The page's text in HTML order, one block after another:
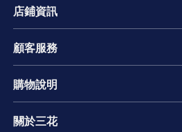
店鋪資訊
顧客服務
購物說明
關於三花